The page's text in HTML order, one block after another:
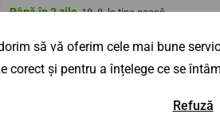
Până în 3 zile 18. 8. la tine acasă
2 314,35 lei Adaugă in coş
să vă oferim cele mai bune
corect și pentru a înțelege ce se
Refuză